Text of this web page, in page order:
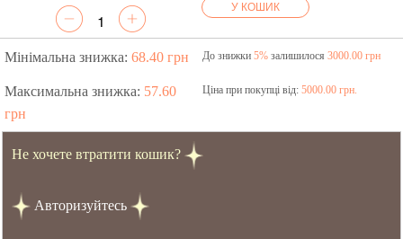
У КОШИК
Мінімальна знижка: 68.40 грн До знижки 5%залишилося 3000.00 грн
Максимальна знижка: 57.60
грн
Ціна при покупці від: 5000.00 грн.
Не хочете втратити кошик?
Авторизуйтесь